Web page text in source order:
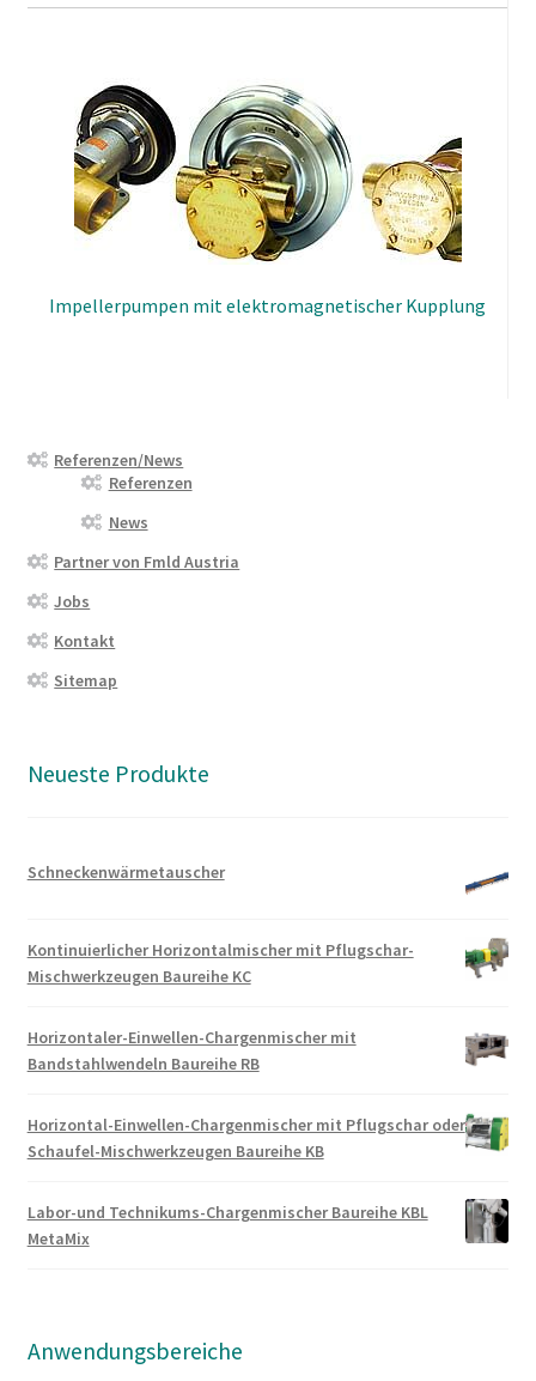
Impellerpumpen mit elektromagnetischer Kupplung
Referenzen/News
Referenzen
News
Partner von Fmld Austria
Jobs
Kontakt
Sitemap
Neueste Produkte
Schneckenwärmetauscher
Kontinuierlicher Horizontalmischer mit Pflugschar-
Mischwerkzeugen Baureihe KC
Horizontaler-Einwellen-Chargenmischer mit
Bandstahlwendeln Baureihe RB
Horizontal-Einwellen-Chargenmischer mit Pflugschar oder
Schaufel-Mischwerkzeugen Baureihe KB
Labor-und Technikums-Chargenmischer Baureihe KBL
MetaMix
Anwendungsbereiche